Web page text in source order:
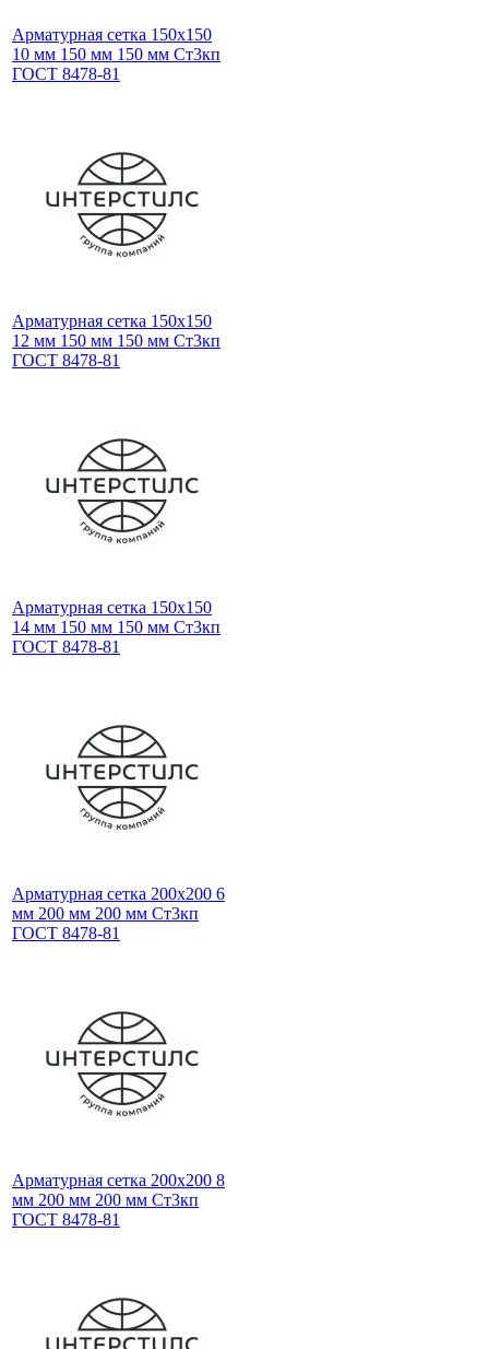
Арматурная сетка 150х150
10 мм 150 мм 150 мм Ст3кп
ГОСТ 8478-81
Арматурная сетка 150х150
12 мм 150 мм 150 мм Ст3кп
ГОСТ 8478-81
Арматурная сетка 150х150
14 мм 150 мм 150 мм Ст3кп
ГОСТ 8478-81
Арматурная сетка 200х200 6
мм 200 мм 200 мм Ст3кп
ГОСТ 8478-81
Арматурная сетка 200х200 8
мм 200 мм 200 мм Ст3кп
ГОСТ 8478-81